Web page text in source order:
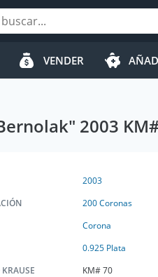
VENDER
2003
2003
200 Coronas
Corona
0.925 Plata
KM# 70